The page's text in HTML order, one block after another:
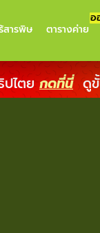
สารพิษ ตารางค่าย
อ
ปไตยกดที่นี่ ดูขั้